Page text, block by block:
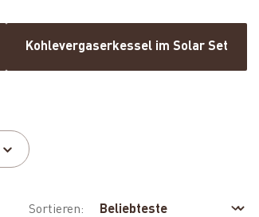
Kohlevergaserkessel im Solar Set
Sortieren: